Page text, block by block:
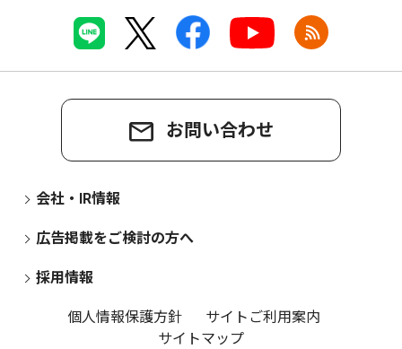
お問い合わせ
会社・IR情報
広告掲載をご検討の方へ
採用情報
個人情報保護方針
サイトご利用案内
サイトマップ